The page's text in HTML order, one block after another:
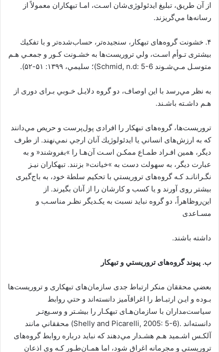
از آن ﻃﺮﻳﻖ، ﺗﺒﻠﻴﻎ اﻳﺪﺋﻮﻟﻮژیﺷﺎن اﺳـﺖ، اﻣـﺎ ﺗﺒﻬﻜﺎران ﻣﻌﻤﻮﻻً از
رﺳﺎﻧﻪﻫﺎ ﻣﻲﮔﺮﻳﺰﻧﺪ.
۴. ﺧﺸﻮﻧﺖ ﮔﺮوهﻫﺎی ﺗﺒﻬﻜﺎر، ﺳﻨﺠﻴﺪهﺗﺮ، ﺣﺴﺎبﺷﺪهﺗﺮ و ﺑﺎ ﺗﻔﻜﻴﻚ
ﺑﻴﺸﺘﺮی ﺗـﻮأم اﺳـﺖ، وﻟﻲ ﺗﺮورﻳﺴﺖﻫﺎ ﺑﻪ ﺧﺸـﻮﻧﺖ ﻛـﻮر و ﺟﻤﻌـﻲ ﻫـﻢ
ﻣﺘﻮﺳـﻞ ﻣـﻲﺷـﻮﻧﺪ Schmid, n.d: 5-6)؛ ﺳﻠﻴﻤﻲ، ١٣٩٩: ۵١-۵٢).
ﺑﻪ ﻧﻈﺮ ﻣﻲرﺳﺪ ﺑﺎ اﻳﻦ اوﺻﺎف، دو ﮔﺮوه دﻻﻳـﻞ ﺧـﻮﺑﻲ ﺑـﺮای دوری از
ﻫـﻢ داﺷـﺘﻪ ﺑﺎﺷـﻨﺪ.
ﺗﺮورﻳﺴﺖﻫﺎ، ﮔﺮوهﻫﺎی ﺗﺒﻬﻜﺎر را اﻓﺮادی ﭘﻮلﭘﺮﺳﺖ و ﺣﺮﻳﺺ ﻣﻲداﻧﻨﺪ
ﻛﻪ ﺑﻪ ارزشﻫﺎی اﻧﺴﺎﻧﻲ ﻳﺎ اﻳﺪﺋﻮﻟﻮژﻳﻚ آﻧﺎن ارﺟﻲ ﻧﻤﻲﻧﻬﻨﺪ. از ﻃﺮف
دﻳﮕﺮ، ﻫﻤﻴﻦ اﻓـﺮاد ﻃﻤـﺎع ﻣﻤﻜـﻦ اﺳـﺖ آنﻫـﺎ را »ﺑﻔﺮوﺷﻨﺪ« و ﺑﻪ
ﻋﺒﺎرت دﻳﮕﺮ، ﺑﻪ ﺳﻬﻮﻟﺖ دﺳﺖ ﺑﻪ »ﺧﻴﺎﻧﺖ« ﺑﺰﻧﻨﺪ. ﺗﺒﻬﻜﺎران ﻧﻴـﺰ
ﻧﮕـﺮاناﻧـﺪ ﻛـﻪ ﮔﺮوهﻫﺎی ﺗﺮورﻳﺴﺘﻲ ﺑﺎ ﺗﺤﻜﻴﻢ ﺳﻠﻄﺔ ﺧﻮد، ﺑﻪ ﺑﺎجﮔﻴﺮی
ﺑﻴﺸﺘﺮ روی آورﻧﺪ و ﻳﺎ ﻛﺴﺐ و ﻛﺎرﺷﺎن را از آﻧﺎن ﺑﮕﻴﺮﻧﺪ. از
اﻳﻦروﻇﺎﻫﺮاً، دو ﮔﺮوه ﻧﺒﺎﻳﺪ ﻧﺴﺒﺖ ﺑﻪ ﻳﻜـﺪﻳﮕﺮ ﻧﻈـﺮ ﻣﻨﺎﺳـﺐ و
ﻣﺴـﺎﻋﺪی
داﺷﺘﻪ ﺑﺎﺷﻨﺪ.
ب. ﭘﻴﻮﻧﺪ ﮔﺮوهﻫﺎی ﺗﺮورﻳﺴﺘﻲ و ﺗﺒﻬﻜﺎر
ﺑﻌﻀﻲ ﻣﺤﻘﻘﺎن ﻣﻨﻜﺮ ارﺗﺒﺎط ﺟﺪی ﺳﺎزﻣﺎنﻫﺎی ﺗﺒﻬﻜﺎری و ﺗﺮورﻳﺴﺖﻫﺎ
ﺑـﻮده و اﻳـﻦ ارﺗﺒـﺎط را اﻏﺮاقآﻣﻴﺰ داﻧﺴﺘﻪاﻧﺪ و ﺣﺘﻲ رواﺑﻂ
ﺳﻴﺎﺳﺖﻣﺪاران ﺑﺎ ﺳﺎزﻣﺎنﻫـﺎی ﺗﺒﻬﻜـﺎر را ﺑﻴﺸـﺘﺮ و وﺳـﻴﻊﺗـﺮ
داﻧﺴﺘﻪاﻧﺪ .(Shelly and Picarelli, 2005: 5-6) ﻣﺤﻘﻘﺎﻧﻲ ﻣﺎﻧﻨﺪ
آﻟﻜـﺲ اﺷـﻤﻴﺪ ﻫـﻢ ﻫﺸـﺪار ﻣﻲدﻫﻨﺪ ﻛﻪ ﻧﺒﺎﻳﺪ درﺑﺎره رواﺑﻂ ﮔﺮوهﻫﺎی
ﺗﺮورﻳﺴﺘﻲ و ﻣﺠﺮﻣﺎﻧﻪ اﻏﺮاق ﺷﻮد، اﻣﺎ ﻫﻤـﺎنﻃـﻮر ﻛـﻪ وی اذﻋﺎن